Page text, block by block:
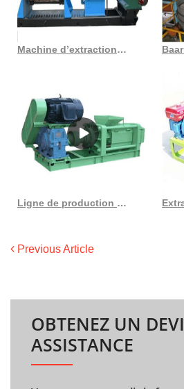
Machine d’extraction d’huile de palme zx85/noix de coco pressée à froid
Ligne de production de presse à huile de palme Ly 1685 à haut rendement au Costa Rica
Previous Article
OBTENEZ UN
ASSISTANCE